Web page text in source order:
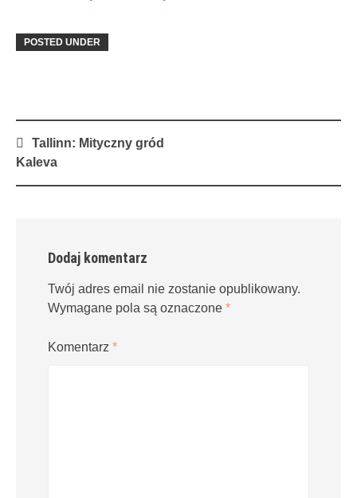
POSTED UNDER
Post
navigation
Tallinn: Mityczny gród
Kaleva
Dodaj komentarz
Twój adres email nie zostanie opublikowany.
Wymagane pola są oznaczone *
Komentarz *